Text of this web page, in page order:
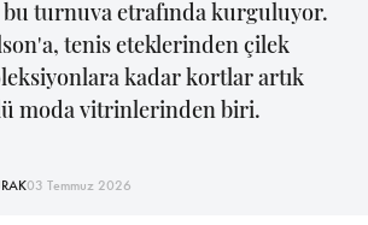
bu turnuva etrafında kurguluyor.
tenis eteklerinden çilek
kadar kortlar artık
moda vitrinlerinden biri.
03 Temmuz 2026